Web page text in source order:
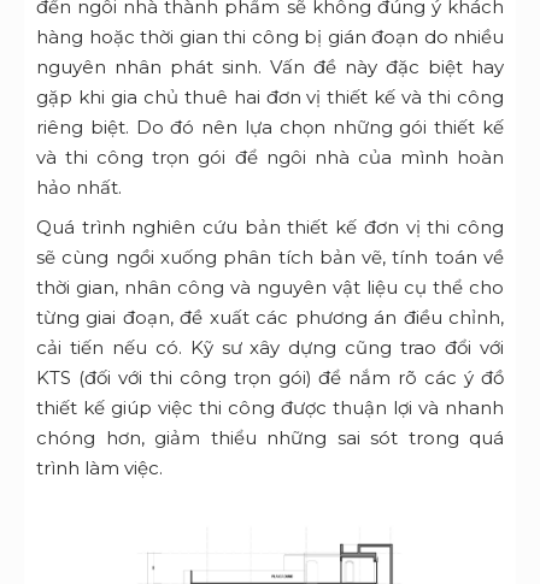
đến ngôi nhà thành phẩm sẽ không đúng ý khách
hàng hoặc thời gian thi công bị gián đoạn do nhiều
nguyên nhân phát sinh. Vấn đề này đặc biệt hay
gặp khi gia chủ thuê hai đơn vị thiết kế và thi công
riêng biệt. Do đó nên lựa chọn những gói thiết kế
và thi công trọn gói để ngôi nhà của mình hoàn
hảo nhất.
Quá trình nghiên cứu bản thiết kế đơn vị thi công
sẽ cùng ngồi xuống phân tích bản vẽ, tính toán về
thời gian, nhân công và nguyên vật liệu cụ thể cho
từng giai đoạn, đề xuất các phương án điều chỉnh,
cải tiến nếu có. Kỹ sư xây dựng cũng trao đổi với
KTS (đối với thi công trọn gói) để nắm rõ các ý đồ
thiết kế giúp việc thi công được thuận lợi và nhanh
chóng hơn, giảm thiểu những sai sót trong quá
trình làm việc.